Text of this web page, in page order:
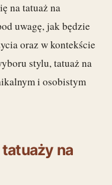
na tatuaż na
uwagę, jak będzie
oraz w kontekście
stylu, tatuaż na
i osobistym
na